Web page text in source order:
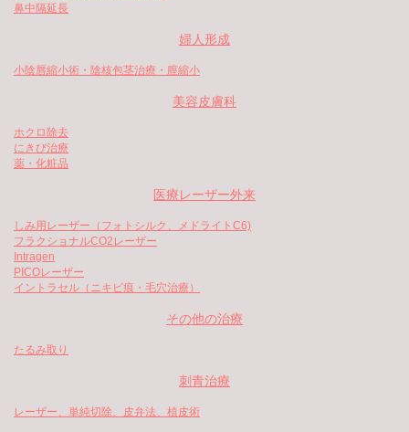
鼻中隔延長
婦人形成
小陰唇縮小術・陰核包茎治療・膣縮小
美容皮膚科
ホクロ除去
にきび治療
薬・化粧品
医療レーザー外来
しみ用レーザー（フォトシルク、メドライトC6)
フラクショナルCO2レーザー
Intragen
PICOレーザー
イントラセル（ニキビ痕・毛穴治療）
その他の治療
たるみ取り
刺青治療
レーザー、単純切除、皮弁法、植皮術